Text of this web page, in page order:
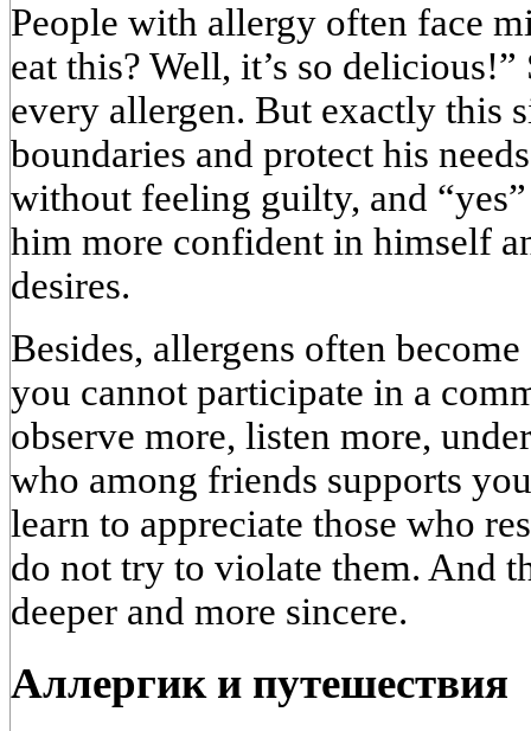
People with allergy often face
eat this? Well, it’s so
every allergen. But exactly this
boundaries and protect his
without feeling guilty, and
him more confident in himself
desires.
Besides, allergens often
you cannot participate in a
observe more, listen more,
who among friends supports
learn to appreciate those who
do not try to violate them. And
deeper and more sincere.
Аллергик и путешествия